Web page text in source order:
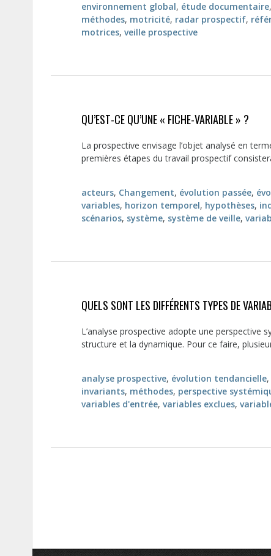
environnement global, étude documentaire,
méthodes, motricité, radar prospectif,
motrices, veille prospective
QU’EST-CE QU’UNE « FICHE-VARIABLE » ?
La prospective envisage l’objet analysé en
premières étapes du travail prospectif
acteurs, Changement, évolution passée,
variables, horizon temporel, hypothèses,
scénarios, système, système de veille,
QUELS SONT LES DIFFÉRENTS TYPES DE
L’analyse prospective adopte une
structure et la dynamique. Pour ce faire,
analyse prospective, évolution tendancielle,
invariants, méthodes, perspective
variables d'entrée, variables exclues,